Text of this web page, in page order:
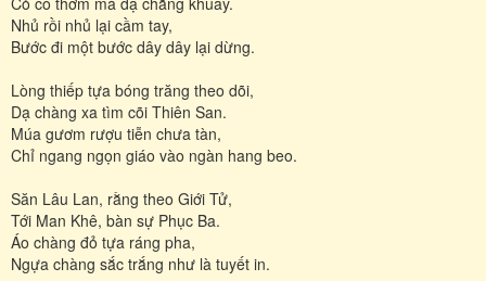
Nhủ rồi nhủ lại cầm tay,
Bước đi một bước dây dây lại dừng.
Lòng thiếp tựa bóng trăng theo dõi,
Dạ chàng xa tìm cõi Thiên San.
Múa gươm rượu tiễn chưa tàn,
Chỉ ngang ngọn giáo vào ngàn hang beo.
Săn Lâu Lan, rằng theo Giới Tử,
Tới Man Khê, bàn sự Phục Ba.
Áo chàng đỏ tựa ráng pha,
Ngựa chàng sắc trắng như là tuyết in.